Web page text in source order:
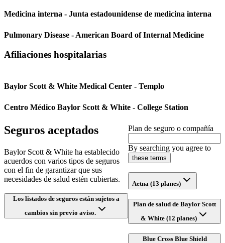
Medicina interna - Junta estadounidense de medicina interna
Pulmonary Disease - American Board of Internal Medicine
Afiliaciones hospitalarias
Baylor Scott & White Medical Center - Templo
Centro Médico Baylor Scott & White - College Station
Seguros aceptados
Baylor Scott & White ha establecido
acuerdos con varios tipos de seguros
con el fin de garantizar que sus
necesidades de salud estén cubiertas.
Los listados de seguros están sujetos a
cambios sin previo aviso.
Plan de seguro o compañía
By searching you agree to
these terms
Aetna (13 planes)
Plan de salud de Baylor Scott
& White (12 planes)
Blue Cross Blue Shield